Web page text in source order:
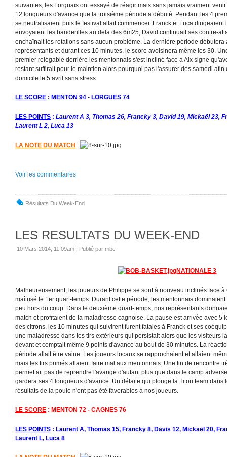
suivantes, les Lorguais ont essayé de réagir mais sans jamais vraiment
12 longueurs d'avance que la troisième période a débuté. Pendant les 4
se neutralisaient puis le festival allait commencer. Franck et Luca dirigeaient
envoyaient les banderilles au dela des 6m25, David continuait ses contre-
enchaînait les rotations sans aucun problème. La dernière période
représentants et durant ces 10 minutes, le score avoisinera même les 30.
premier relégable derrière les mentonnais s'est incliné face à Aix signe
restant suffirait pour le maintien alors pourquoi pas l'assurer dès samedi
domicile le 5 avril sans stress.
LE SCORE : MENTON 94 - LORGUES 74
LES POINTS : Laurent A 3, Thomas 26, Francky 3, David 19, Mickaël 23,
Laurent L 2, Luca 13
LA NOTE DU MATCH :
Voir les commentaires
Résultats Du Week-End
LES RESULTATS DU WEEK-END
10 Mars 2014, 11:09am | Publié par mbc
NATIONALE 3
Malheureusement, les joueurs de Philippe se sont à nouveau inclinés face
maîtrisé le 1er quart-temps. Durant cette période, les mentonnais
peu hors du coup. Dans le deuxième quart-temps, nos représentants
match et profitaient de la maladresse cagnoise. La pause est arrivée avec 5
des citrons, les 10 minutes qui suivirent furent fatales à Franck et ses
une maladresse dans les tirs extérieurs qui persistait alors que les visiteurs
devant et comptait même 9 points d'avance au bout de 30 minutes. La
période allait être vaine. Les joueurs locaux se rapprochaient et allaient
mais les tirs primés allaient faire mal aux mentonnais. Une fin de rencontre
permettait pas de reprendre l'avange d'autant plus que dans le camp
gardera ses 4 longueurs d'avance. Un défaite qui plonge la Titou team dans
résultats de la poule n'ont pas été favorables à nos joueurs.
LE SCORE : MENTON 72 - CAGNES 76
LES POINTS : Laurent A, Thomas 15, Francky 8, Davis 12, Mickaël 20,
Laurent L, Luca 8